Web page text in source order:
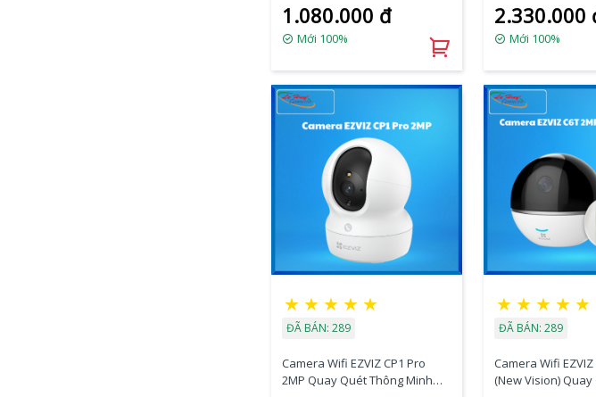
1.080.000 đ
Mới 100%
2.330.000
Mới 100%
★ ★ ★ ★ ★
ĐÃ BÁN: 289
Camera Wifi EZVIZ CP1 Pro
2MP Quay Quét Thông Minh
★ ★ ★ ★ ★
ĐÃ BÁN: 289
Camera Wifi EZVIZ
(New Vision)